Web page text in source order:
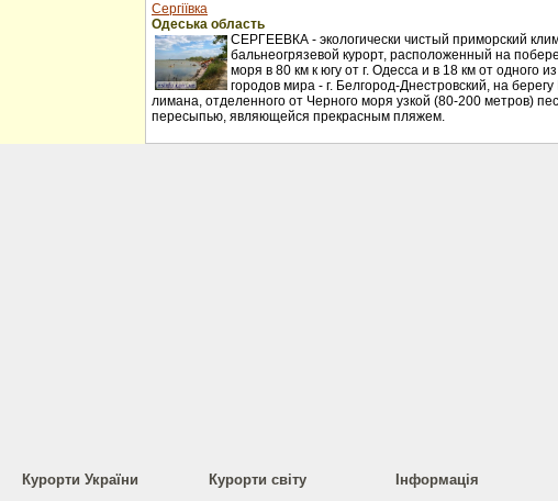
Сергіївка
Одеська область
СЕРГЕЕВКА - экологически чистый приморский
бальнеогрязевой курорт, расположенный на
моря в 80 км к югу от г. Одесса и в 18 км от одного
городов мира - г. Белгород-Днестровский, на
лимана, отделенного от Черного моря узкой (80-200 метров)
пересыпью, являющейся прекрасным пляжем.
Курорти України Курорти світу Інформація